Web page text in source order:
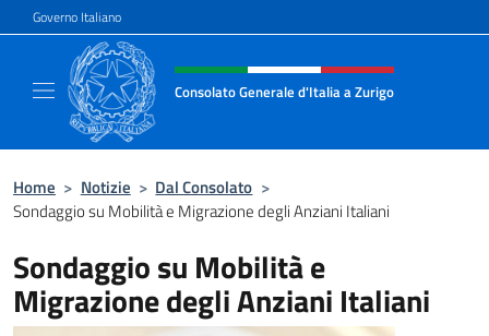
Salta al contenuto
Governo Italiano
Intestazione sito, social e menù
Consolato Generale d'Italia a Zurigo
Home > Notizie > Dal Consolato >
Sondaggio su Mobilità e Migrazione degli Anziani Italiani
Sondaggio su Mobilità e
Migrazione degli Anziani Italiani